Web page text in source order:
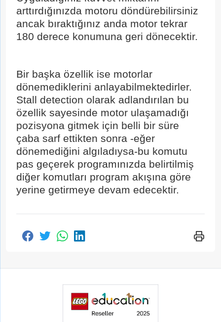
arttırdığınızda motoru döndürebilirsiniz
ancak bıraktığınız anda motor tekrar
180 derece konumuna geri dönecektir.
Bir başka özellik ise motorlar
dönemediklerini anlayabilmektedirler.
Stall detection olarak adlandırılan bu
özellik sayesinde motor ulaşamadığı
pozisyona gitmek için belli bir süre
çaba sarf ettikten sonra -eğer
dönemediğini algıladıysa-bu komutu
pas geçerek programınızda belirtilmiş
diğer komutları program akışına göre
yerine getirmeye devam edecektir.
Kişisel verilerin korunmasına ilişkin aydınlatma
Kişiselleştirilmiş ve tercihlerime uygun
pazarlama faaliyetlerinin gerçekleştirilmesi
ile buna yönelik olarak fırsat ve
duyurulardan haberdar olmak için e-posta
ve telefon araması yolu ile tarafımla iletişim
kurulmasınaaçık rıza metnikapsamında
onay veriyorum.
Telefon
metniniburadan okuyabilirsiniz.
Kişiselleştirilmiş ve tercihlerime uygun
pazarlama faaliyetlerinin gerçekleştirilmesi
ile buna yönelik olarak fırsat ve
duyurulardan haberdar olmak için e-posta
ve telefon araması yolu ile tarafımla iletişim
kurulmasınaaçık rıza metnikapsamında
onay veriyorum.
Gönder
2-12 Taksit
2-12 Taksit 2-12 Taksit